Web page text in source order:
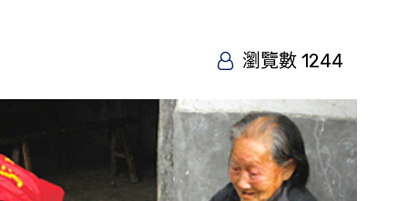
瀏覽數 1244